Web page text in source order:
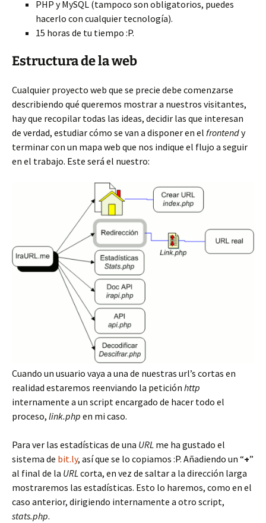
PHP y MySQL (tampoco son obligatorios, puedes
hacerlo con cualquier tecnología).
15 horas de tu tiempo :P.
Estructura de la web
Cualquier proyecto web que se precie debe comenzarse
describiendo qué queremos mostrar a nuestros visitantes,
hay que recopilar todas las ideas, decidir las que interesan
de verdad, estudiar cómo se van a disponer en el frontendy
terminar con un mapa web que nos indique el flujo a seguir
en el trabajo. Este será el nuestro:
Cuando un usuario vaya a una de nuestras url’s cortas en
realidad estaremos reenviando la petición http
internamente a un script encargado de hacer todo el
proceso, link.php en mi caso.
Para ver las estadísticas de una URL me ha gustado el
sistema de bit.ly, así que se lo copiamos :P. Añadiendo un “+”
al final de la URLcorta, en vez de saltar a la dirección larga
mostraremos las estadísticas. Esto lo haremos, como en el
caso anterior, dirigiendo internamente a otro script,
stats.php.